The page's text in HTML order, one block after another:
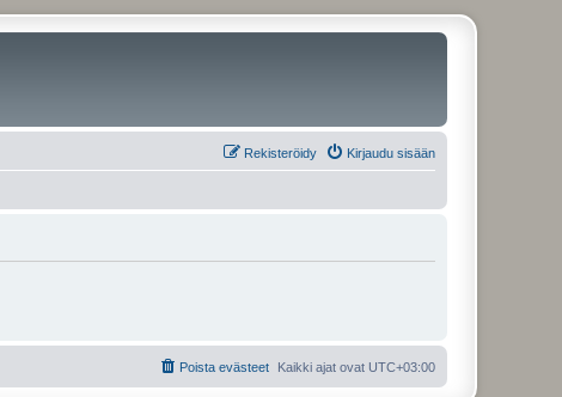
Kirjaudu sisään
Rekisteröidy
Kaikki ajat ovat UTC+03:00
Poista evästeet